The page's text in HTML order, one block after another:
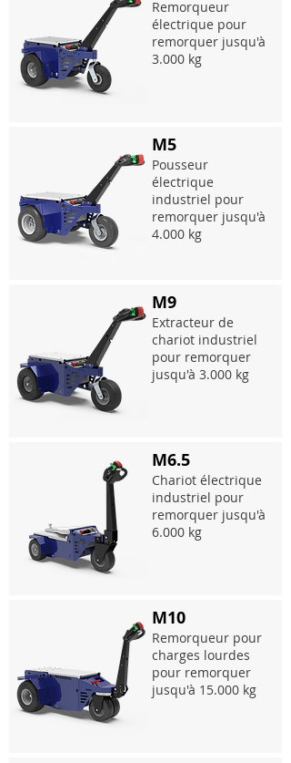
Remorqueur
électrique pour
remorquer jusqu'à
3.000 kg
M5
Pousseur
électrique
industriel pour
remorquer jusqu'à
4.000 kg
M9
Extracteur de
chariot industriel
pour remorquer
jusqu'à 3.000 kg
M6.5
Chariot électrique
industriel pour
remorquer jusqu'à
6.000 kg
M10
Remorqueur pour
charges lourdes
pour remorquer
jusqu'à 15.000 kg